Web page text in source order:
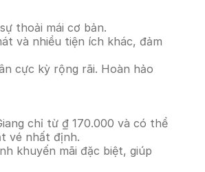
thoải mái cơ bản.
và nhiều tiện ích khác, đảm
cực kỳ rộng rãi. Hoàn hảo
chỉ từ ₫ 170.000 và có thể
vé nhất định.
khuyến mãi đặc biệt, giúp